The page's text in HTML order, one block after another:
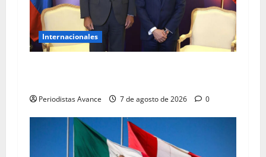
Internacionales
Periodistas Avance 7 de agosto de 2026 0